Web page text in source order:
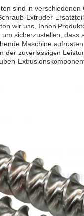
sind in
Extruder-
wir uns, Ihnen
sicherzustellen, dass
Maschine
der zuverlässigen